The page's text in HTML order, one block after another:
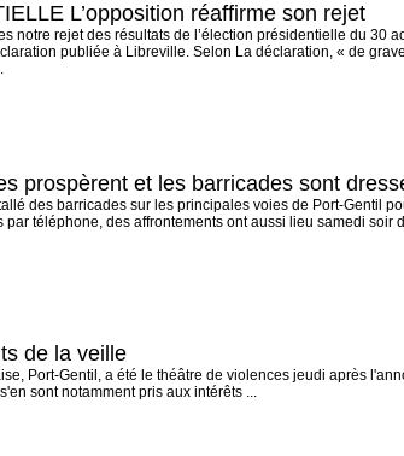
L’opposition réaffirme son rejet
notre rejet des résultats de l’élection présidentielle du 30
publiée à Libreville. Selon La déclaration, « de
prospèrent et les barricades sont
des barricades sur les principales voies de Port-Gentil
par téléphone, des affrontements ont aussi lieu samedi
de la veille
Port-Gentil, a été le théâtre de violences jeudi après
sont notamment pris aux intérêts ...